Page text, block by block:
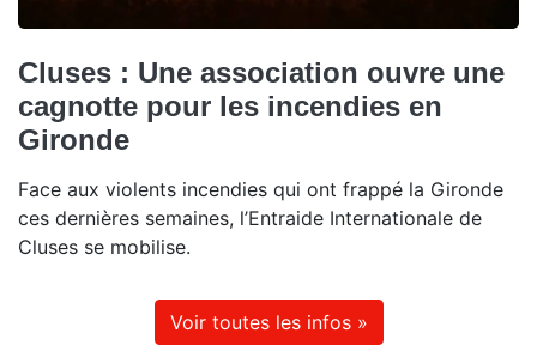
Cluses : Une association ouvre une
cagnotte pour les incendies en
Gironde
Face aux violents incendies qui ont frappé la Gironde
ces dernières semaines, l’Entraide Internationale de
Cluses se mobilise.
Voir toutes les infos »